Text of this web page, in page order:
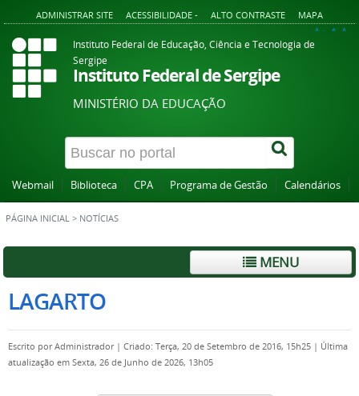
ADMINISTRAR SITE ACESSIBILIDADE - ALTO CONTRASTE MAPA
A+ A A-
Instituto Federal de Educação, Ciência e Tecnologia de
Sergipe
Instituto Federal de Sergipe
MINISTÉRIO DA EDUCAÇÃO
Webmail Biblioteca CPA Programa de Gestão Calendários
PÁGINA INICIAL > NOTÍCIAS
MENU
LAGARTO
Escrito porAdministrador | Criado: Terça, 20 de Setembro de 2016, 15h25 | Última
atualização em Sexta, 26 de Junho de 2026, 13h05